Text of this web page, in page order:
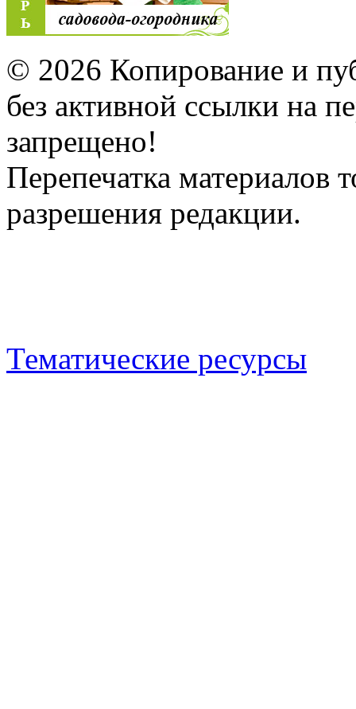
© 2026 Копирование и
без активной ссылки на
запрещено!
Перепечатка материалов
разрешения редакции.
Тематические ресурсы